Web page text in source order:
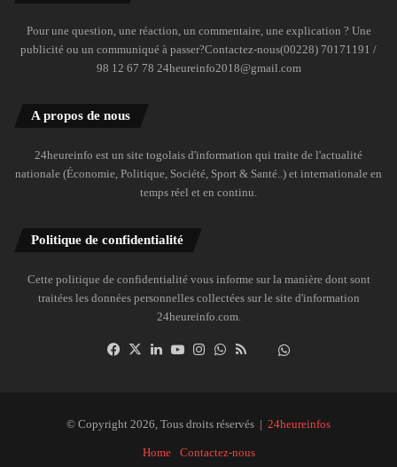
Pour une question, une réaction, un commentaire, une explication ? Une
publicité ou un communiqué à passer?Contactez-nous(00228) 70171191 /
98 12 67 78 24heureinfo2018@gmail.com
A propos de nous
24heureinfo est un site togolais d'information qui traite de l'actualité
nationale (Économie, Politique, Société, Sport & Santé..) et internationale en
temps réel et en continu.
Politique de confidentialité
Cette politique de confidentialité vous informe sur la manière dont sont
traitées les données personnelles collectées sur le site d'information
24heureinfo.com.
Facebook
X LinkedinYouTubeInstagramWhatsAppDailymotion
© Copyright 2026, Tous droits réservés | 24heureinfos
Home Contactez-nous